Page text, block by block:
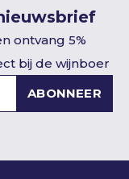
ontvang 5%
bij de wijnboer
ABONNEER